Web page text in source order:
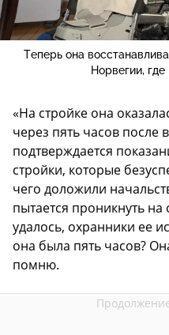
Теперь она
Норвегии,
«На стройке она
через пять часов после
подтверждается
стройки, которые
чего доложили
пытается проникнуть на
удалось, охранники ее
она была пять часов?
помню.